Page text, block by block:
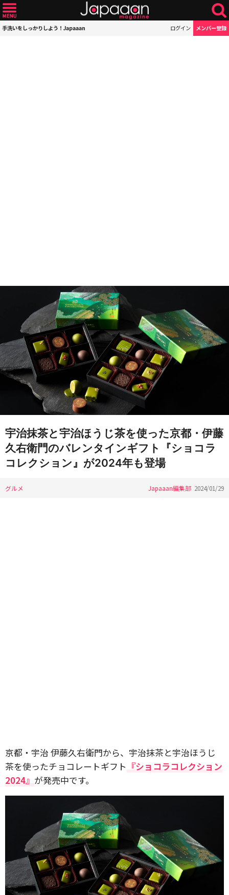
手洗いをしっかりしよう！Japaaan ログイン メンバー登録
宇治抹茶と宇治ほうじ茶を使った京都・伊藤
久右衛門のバレンタインギフト『ショコラ
コレクション』が2024年も登場
グルメ Japaaan編集部 2024/01/29
京都・宇治 伊藤久右衛門から、宇治抹茶と宇治ほうじ
茶を使ったチョコレートギフト 『ショコラコレクション
2024』 が発売中です。